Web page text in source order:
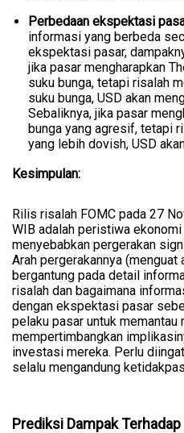
Perbedaan ekspektasi
informasi yang berbeda
ekspektasi pasar,
jika pasar mengharapkan
suku bunga, tetapi risalah
suku bunga, USD akan
Sebaliknya, jika pasar
bunga yang agresif, tetapi
yang lebih dovish, USD
Kesimpulan:
Rilis risalah FOMC pada 27
WIB adalah peristiwa
menyebabkan pergerakan
Arah pergerakannya (menguat
bergantung pada detail
risalah dan bagaimana
dengan ekspektasi pasar
pelaku pasar untuk
mempertimbangkan
investasi mereka. Perlu
selalu mengandung
Prediksi Dampak